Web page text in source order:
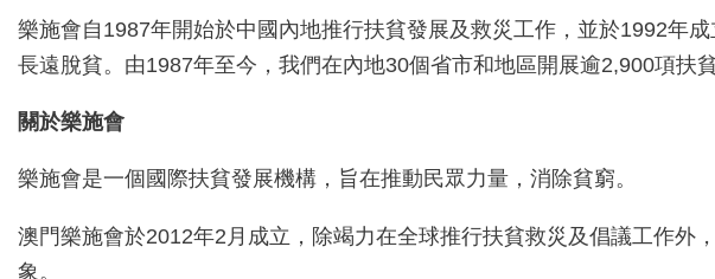
樂施會自1987年開始於中國內地推行扶貧發展及救災工作，並於1992年
長遠脫貧。由1987年至今，我們在內地30個省市和地區開展逾2,900項扶
關於樂施會
樂施會是一個國際扶貧發展機構，旨在推動民眾力量，消除貧窮。
澳門樂施會於2012年2月成立，除竭力在全球推行扶貧救災及倡議工作
象。